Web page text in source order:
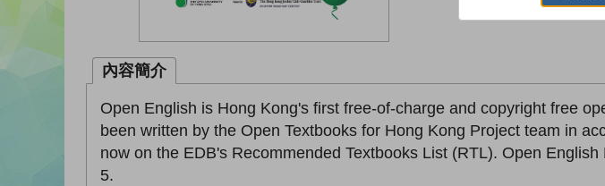
內容簡介
Open English is Hong Kong's first free-of-charge and copyright free
been written by the Open Textbooks for Hong Kong Project team in
now on the EDB's Recommended Textbooks List (RTL). Open
5.